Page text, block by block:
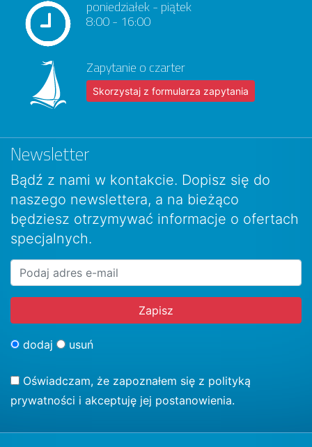
poniedziałek - piątek
8:00 - 16:00
Zapytanie o czarter
Skorzystaj z formularza zapytania
Newsletter
Bądź z nami w kontakcie. Dopisz się do
naszego newslettera, a na bieżąco
będziesz otrzymywać informacje o ofertach
specjalnych.
dodaj usuń
Oświadczam, że zapoznałem się z polityką
prywatności i akceptuję jej postanowienia.